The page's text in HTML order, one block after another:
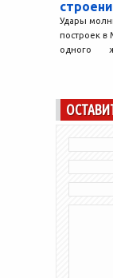
Удары
построек в
одного